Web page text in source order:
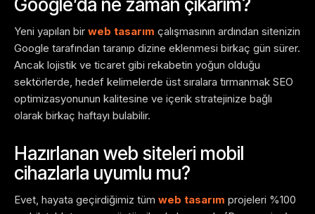
Google’da ne zaman çıkarım?
Yeni yapılan bir web tasarım çalışmasının ardından sitenizin
Google tarafından taranıp dizine eklenmesi birkaç gün sürer.
Ancak lojistik ve ticaret gibi rekabetin yoğun olduğu
sektörlerde, hedef kelimelerde üst sıralara tırmanmak SEO
optimizasyonunun kalitesine ve içerik stratejinize bağlı
olarak birkaç haftayı bulabilir.
Hazırlanan web siteleri mobil
cihazlarla uyumlu mu?
Evet, hayata geçirdiğimiz tüm web tasarım projeleri %100